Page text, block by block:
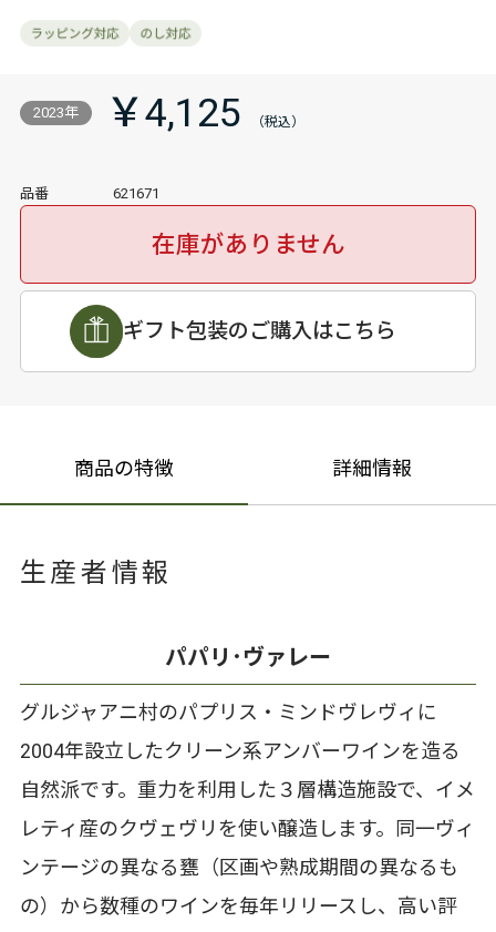
2023年 ￥4,125
品番 621671
在庫がありません
ギフト包装のご購入はこちら
商品の特徴 詳細情報
生産者情報
パパリ･ヴァレー
グルジャアニ村のパプリス・ミンドヴレヴィに
2004年設立したクリーン系アンバーワインを造る
自然派です。重力を利用した３層構造施設で、イメ
レティ産のクヴェヴリを使い醸造します。同一ヴィ
ンテージの異なる甕（区画や熟成期間の異なるも
の）から数種のワインを毎年リリースし、高い評